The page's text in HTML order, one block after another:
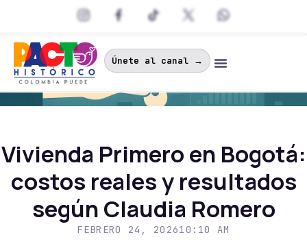
Únete al canal →
Vivienda Primero en Bogotá:
costos reales y resultados
según Claudia Romero
FEBRERO 24, 202610:10 AM